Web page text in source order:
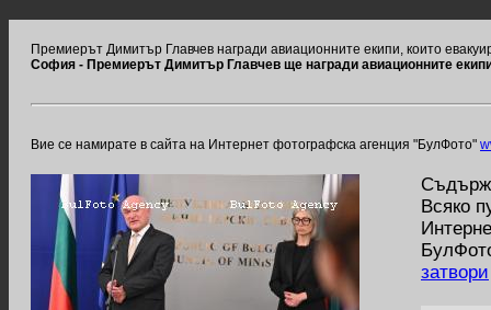
Премиерът Димитър Главчев награди авиационните екипи, които
София - Премиерът Димитър Главчев ще награди авиационните
Вие се намирате в сайта на Интернет фотографска агенция "БулФото"
Всяко
затвори